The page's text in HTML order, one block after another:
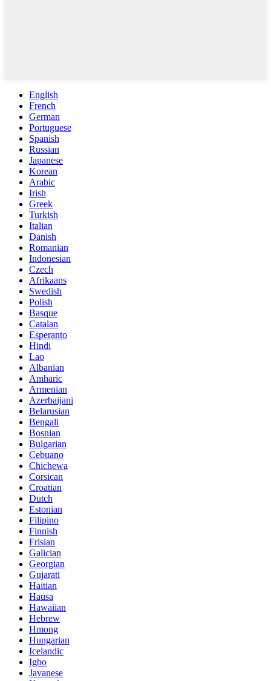
English
French
German
Portuguese
Spanish
Russian
Japanese
Korean
Arabic
Irish
Greek
Turkish
Italian
Danish
Romanian
Indonesian
Czech
Afrikaans
Swedish
Polish
Basque
Catalan
Esperanto
Hindi
Lao
Albanian
Amharic
Armenian
Azerbaijani
Belarusian
Bengali
Bosnian
Bulgarian
Cebuano
Chichewa
Corsican
Croatian
Dutch
Estonian
Filipino
Finnish
Frisian
Galician
Georgian
Gujarati
Haitian
Hausa
Hawaiian
Hebrew
Hmong
Hungarian
Icelandic
Igbo
Javanese